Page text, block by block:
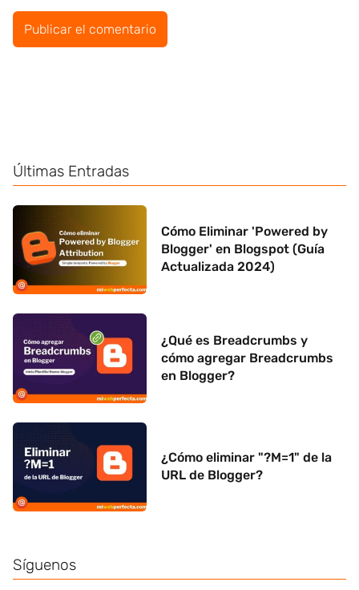
Últimas Entradas
Cómo Eliminar 'Powered by
Blogger' en Blogspot (Guía
Actualizada 2024)
¿Qué es Breadcrumbs y
cómo agregar Breadcrumbs
en Blogger?
¿Cómo eliminar "?M=1" de la
URL de Blogger?
Síguenos